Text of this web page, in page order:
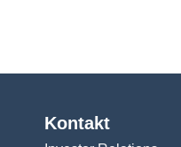
Kontakt